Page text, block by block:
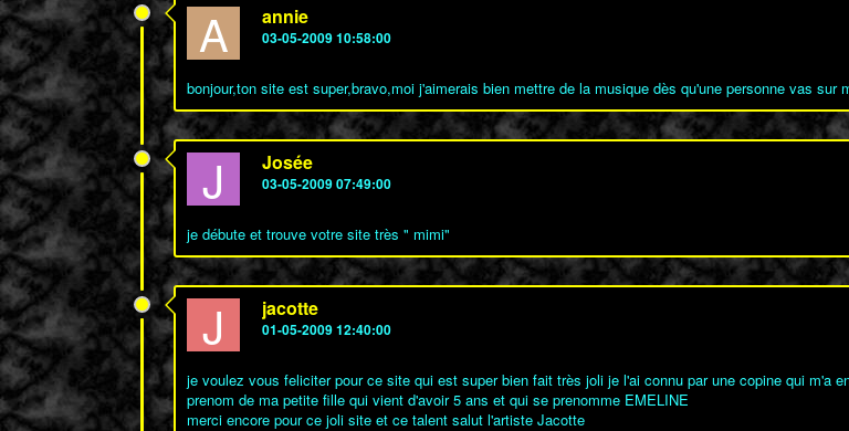
A annie
03-05-2009 10:58:00
bonjour,ton site est super,bravo,moi j'aimerais bien mettre de la musique dès qu'une personne vas
J Josée
03-05-2009 07:49:00
je débute et trouve votre site très " mimi"
J jacotte
01-05-2009 12:40:00
je voulez vous feliciter pour ce site qui est super bien fait très joli je l'ai connu par une copine qui m'a
prenom de ma petite fille qui vient d'avoir 5 ans et qui se prenomme EMELINE
merci encore pour ce joli site et ce talent salut l'artiste Jacotte